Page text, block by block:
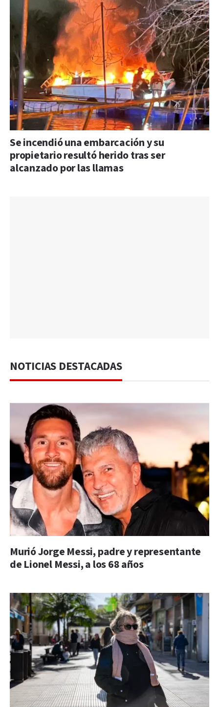
Se incendió una embarcación y su
propietario resultó herido tras ser
alcanzado por las llamas
NOTICIAS DESTACADAS
Murió Jorge Messi, padre y representante
de Lionel Messi, a los 68 años